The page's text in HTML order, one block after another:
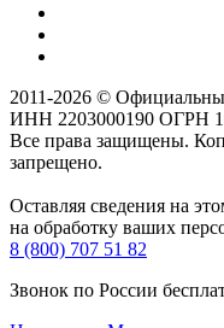
2011-2026 ©
ИНН 2203000190 ОГРН
Все права защищены.
запрещено.
Оставляя сведения на
на обработку ваших
8 (800) 707 51 82
Звонок по России